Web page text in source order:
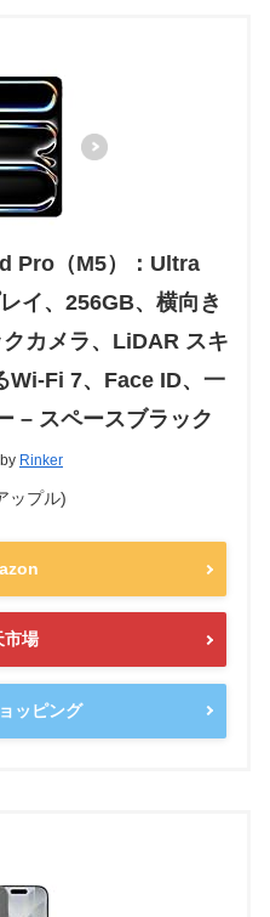
Pro（M5）：Ultra
イ、256GB、横向き
カメラ、LiDAR スキ
Wi-Fi 7、Face ID、一
– スペースブラック
Rinker
ップル)
市場
ッピング